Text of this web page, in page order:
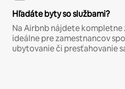
Hľadáte byty so službami?
Na Airbnb nájdete kompletne
ideálne pre zamestnancov
ubytovanie či presťahovanie